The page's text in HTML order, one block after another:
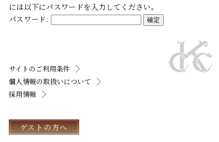
には以下にパスワードを入力してください。
パスワード:
サイトのご利用条件
個人情報の取扱いについて
採用情報
ゲストの方へ